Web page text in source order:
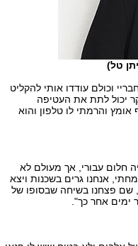
טל)
וכולם עודדו אותי להקליט
יכול לתת את העטיפה
והרמתי לו טלפון והוא
חלום עבורי, אך מעולם לא
אנחנו גרים בשכנות ויצא
שם פצחנו בשיחה שבסופו של
ימים אחר כך".